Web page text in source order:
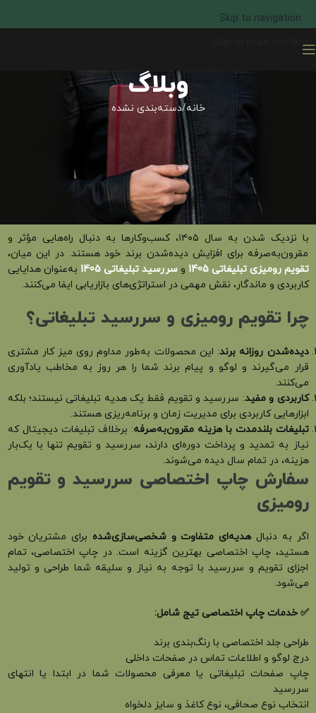
Skip to navigation
Skip to main content
وبلاگ
خانه دسته‌بندی نشده
دسته‌بندی نشده
ست تقویم رومیزی و سررسید |
تقویم و سررسید تبلیغاتی 1405
مجموعه تیجدر ژوئن 2, 2025
با نزدیک شدن به سال ۱۴۰۵، کسب‌وکارها به دنبال راه‌هایی مؤثر و
مقرون‌به‌صرفه برای افزایش دیده‌شدن برند خود هستند. در این میان،
تقویم رومیزی تبلیغاتی 1405
وسررسید تبلیغاتی 1405
به‌عنوان هدایایی
کاربردی و ماندگار، نقش مهمی در استراتژی‌های بازاریابی ایفا می‌کنند.
چرا تقویم رومیزی و سررسید تبلیغاتی؟
دیده‌شدن روزانه برند: این محصولات به‌طور مداوم روی میز کار مشتری
قرار می‌گیرند و لوگو و پیام برند شما را هر روز به مخاطب یادآوری
می‌کنند.
کاربردی و مفید: سررسید و تقویم فقط یک هدیه تبلیغاتی نیستند؛ بلکه
ابزارهایی کاربردی برای مدیریت زمان و برنامه‌ریزی هستند.
تبلیغات بلندمدت با هزینه مقرون‌به‌صرفه: برخلاف تبلیغات دیجیتال که
نیاز به تمدید و پرداخت دوره‌ای دارند، سررسید و تقویم تنها با یک‌بار
هزینه، در تمام سال دیده می‌شوند.
سفارش چاپ اختصاصی سررسید و تقویم
رومیزی
اگر به دنبالهدیه‌ای متفاوت و شخصی‌سازی‌شده برای مشتریان خود
هستید، چاپ اختصاصی بهترین گزینه است. در چاپ اختصاصی، تمام
اجزای تقویم و سررسید با توجه به نیاز و سلیقه شما طراحی و تولید
می‌شود.
✅ خدمات چاپ اختصاصی تیج شامل:
طراحی جلد اختصاصی با رنگ‌بندی برند
درج لوگو و اطلاعات تماس در صفحات داخلی
چاپ صفحات تبلیغاتی یا معرفی محصولات شما در ابتدا یا انتهای
سررسید
انتخاب نوع صحافی، نوع کاغذ و سایز دلخواه